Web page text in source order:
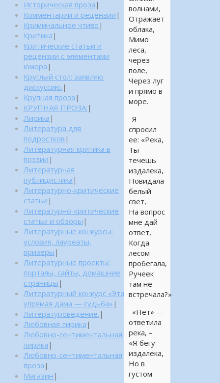
волнами,
Отражает
облака,
Мимо
леса,
через
поле,
Через луг
и прямо в
море.
Я
спросил
ее: «Река,
Ты
течешь
издалека,
Повидала
белый
свет,
На вопрос
мне дай
ответ,
Когда
лесом
пробегала,
Ручеек
там не
встречала?»
«Нет» —
ответила
река, –
«Я бегу
издалека,
Но в
густом
Историческая проза |
Комментарии и рецензии |
Криминальное чтиво |
Критика |
Критические статьи и
рецензии с элементами
юмора |
Круглый стол: заявляю
дискуссию. |
Крупная проза |
КРУПНАЯ ПРОЗА: |
Лирика |
Литература для
подростков |
Литературная критика в
поэзии |
Литературная
публицистика |
Литературно-критические
статьи |
Литературно-критические
статьи и обзоры |
Литературные конкурсы:
условия, лауреаты,
призеры |
Литературные проекты:
порталы, сайты, домашние
страницы |
Литературный конкурс «Эта
упрямая дама — судьба» |
Литературоведение. |
Любовная лирика |
Любовно-сентиментальная
лирика |
Любовно-сентиментальная
проза |
Магазин |